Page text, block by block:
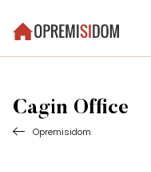
Cagin Office
Opremisidom